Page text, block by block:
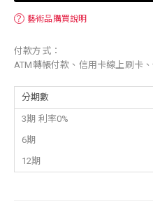
？ 藝術品購買說明
付款方式：
ATM轉帳付款、信用卡線上刷卡
分期數
3期 利率0%
6期
12期